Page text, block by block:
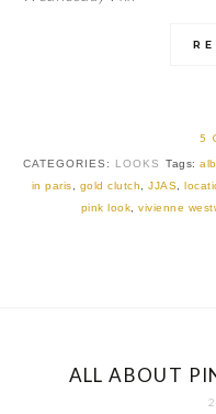
5
CATEGORIES: LOOKS Tags:
in paris
gold clutch JJAS
pink look ,vivienne
ALL ABOUT